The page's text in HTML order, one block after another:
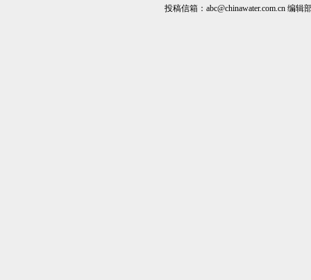
投稿信箱：abc@chinawater.com.cn 编辑